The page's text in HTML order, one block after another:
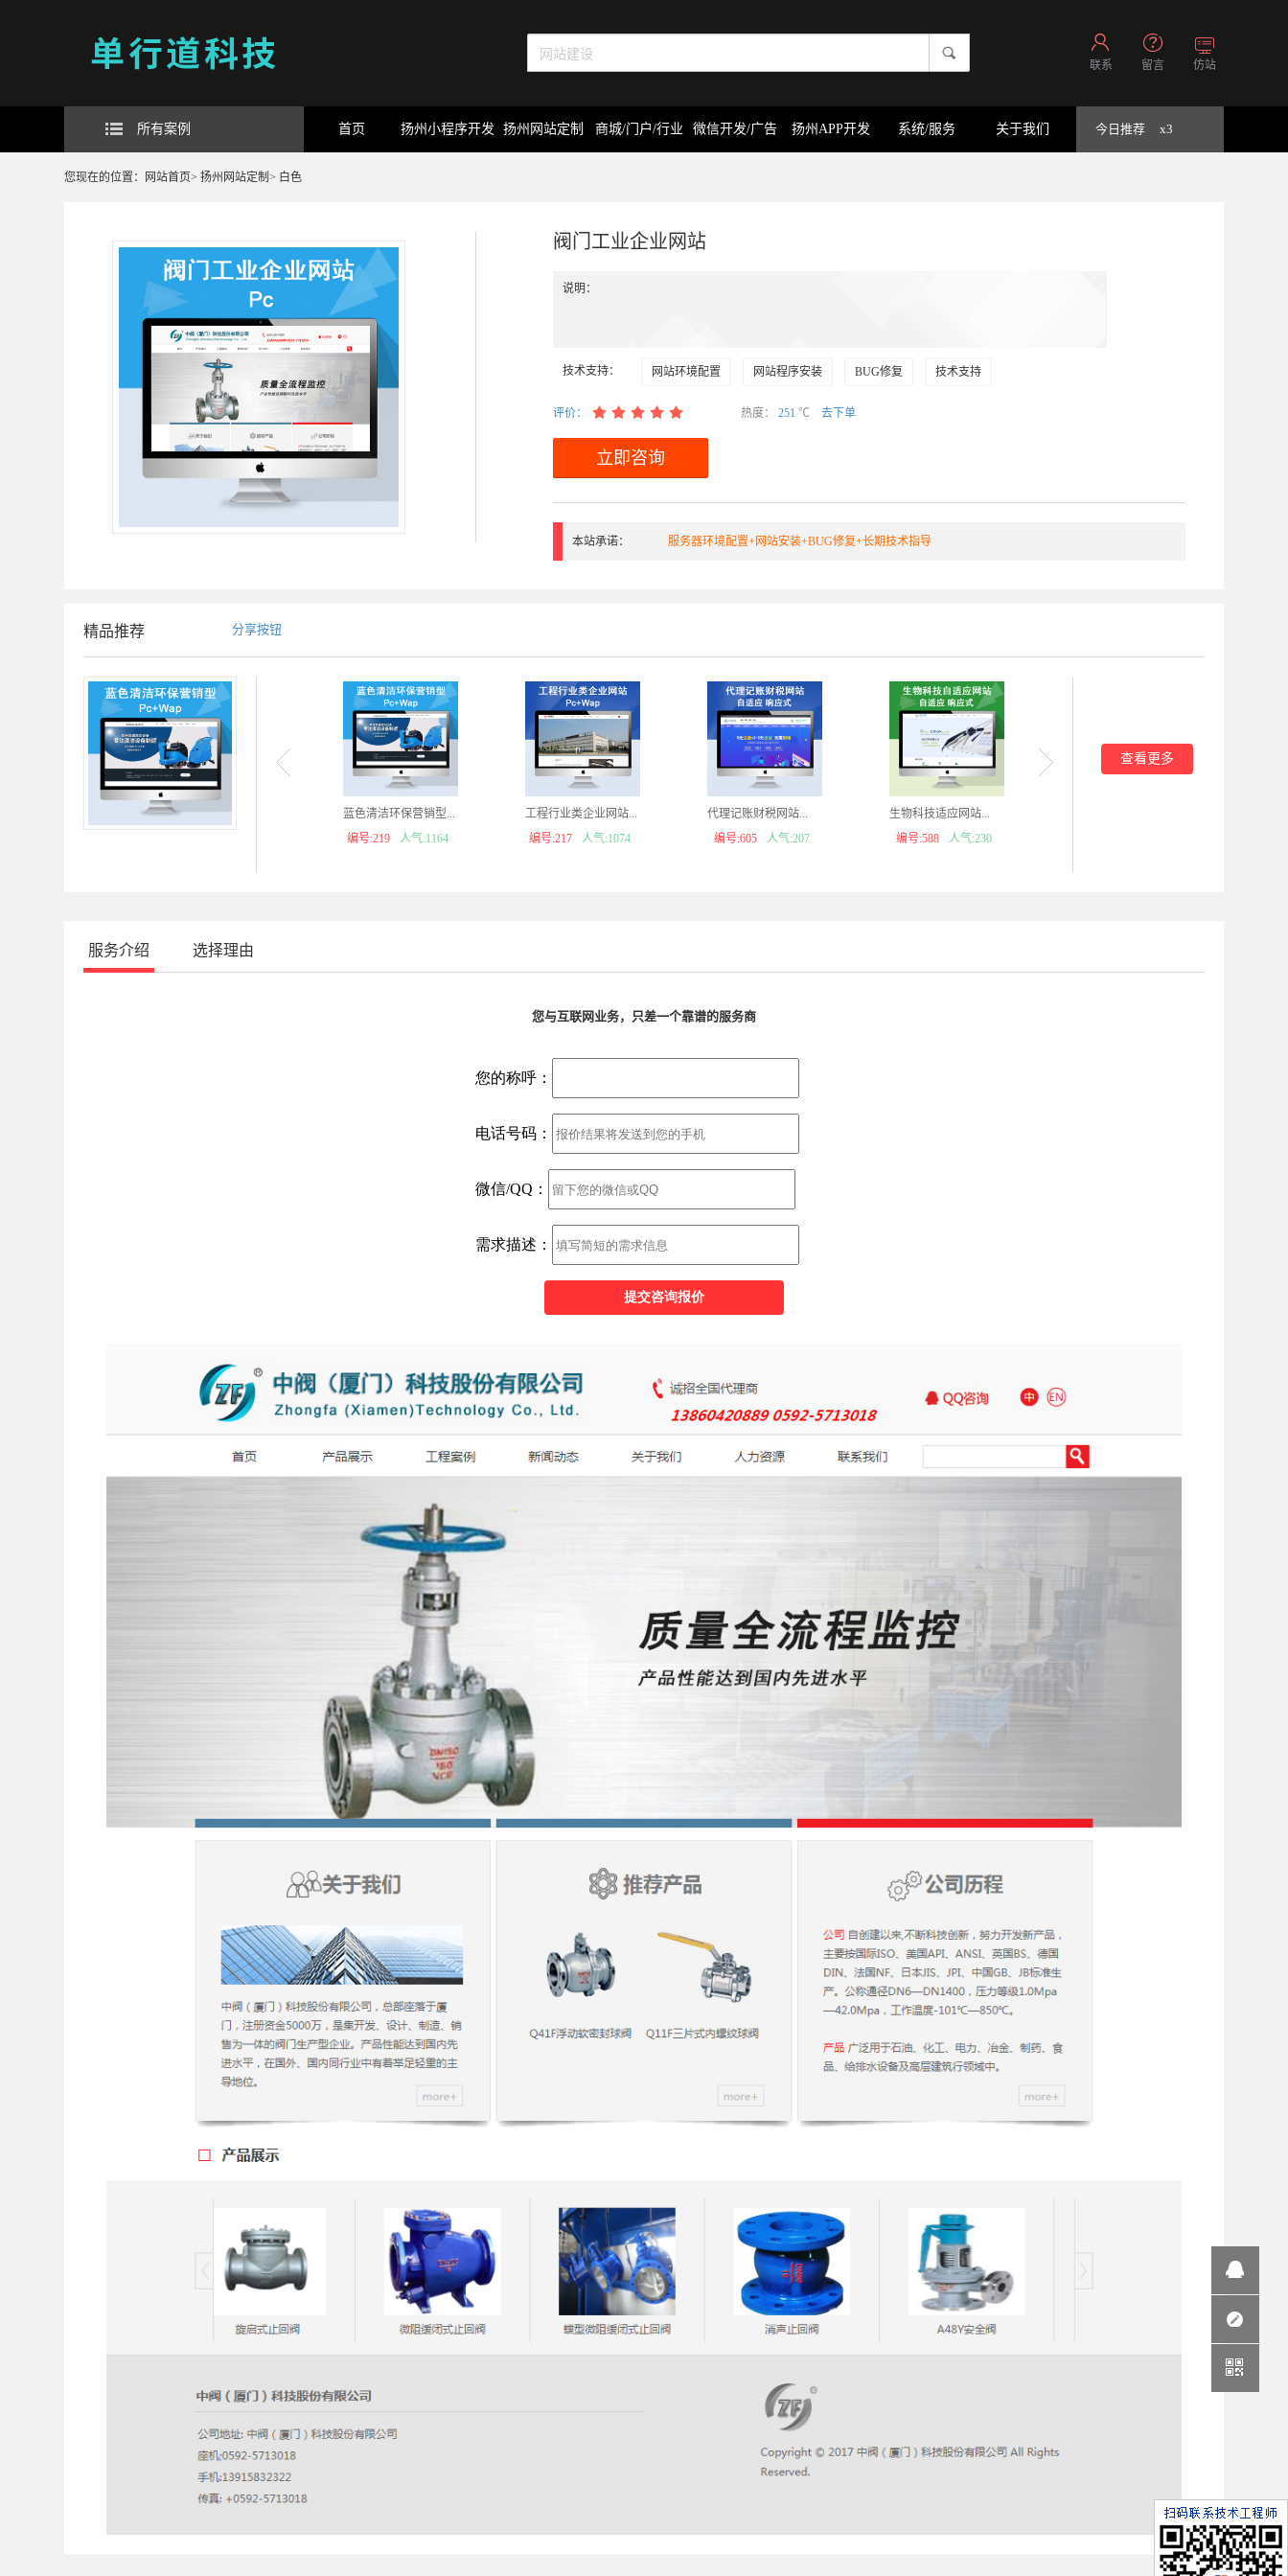
联系 留言 仿站
所有案例 首页 扬州小程序开发 扬州网站定制 商城/门户/行业 微信开发/广告 扬州APP开发 系统/服务 关于我们 今日推荐 x3
您现在的位置： 网站首页> 扬州网站定制 > 白色
分享按钮
阀门工业企业网站
说明：
技术支持： 网站环境配置 网站程序安装 BUG修复 技术支持
评价： 热度： 251 ℃ 去下单
立即咨询
本站承诺： 服务器环境配置+网站安装+BUG修复+长期技术指导
精品推荐
蓝色清洁环保营销型...
编号:219
人气:1164
工程行业类企业网站...
编号:217
人气:1074
代理记账财税网站...
编号:605
人气:207
生物科技适应网站...
编号:588
人气:230
查看更多
服务介绍 选择理由
您与互联网业务，只差一个靠谱的服务商